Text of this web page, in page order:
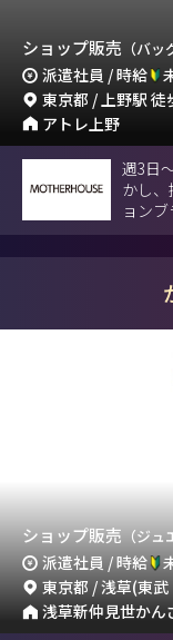
ショップ販売 （バッ
派遣社員 / 時給
東京都 / 上野駅 徒
アトレ上野
週3日
かし
ョン
ショップ販売 （ジュ
派遣社員 / 時給
東京都 / 浅草(東
浅草新仲見世か